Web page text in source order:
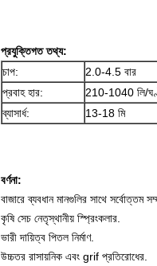
প্রযুক্তিগত তথ্য:
চাপ:
2.0-4.5 বার
প্রবাহ হার:
210-1040 লি/
ব্যাসার্ধ:
13-18 মি
বর্ণনা:
বাজারে ব্যবধান মানগুলির সাথে সর্বোত্তম
কৃষি সেচ নেতৃস্থানীয় স্প্রিংকলার.
ভারী দায়িত্ব পিতল নির্মাণ.
উচ্চতর রাসায়নিক এবং grif প্রতিরোধের.